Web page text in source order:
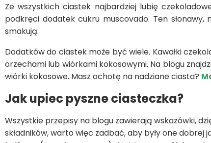
Ze wszystkich ciastek najbardziej lubię
podkręci dodatek cukru muscovado. Ten
smakują.
Dodatków do ciastek może być wiele. Kawałki
orzechami lub wiórkami kokosowymi. Na blogu
wiórki kokosowe. Masz ochotę na nadziane ciasta?
Jak upiec pyszne ciasteczka?
Wszystkie przepisy na blogu zawierają wskazówki,
składników, warto więc zadbać, aby były one